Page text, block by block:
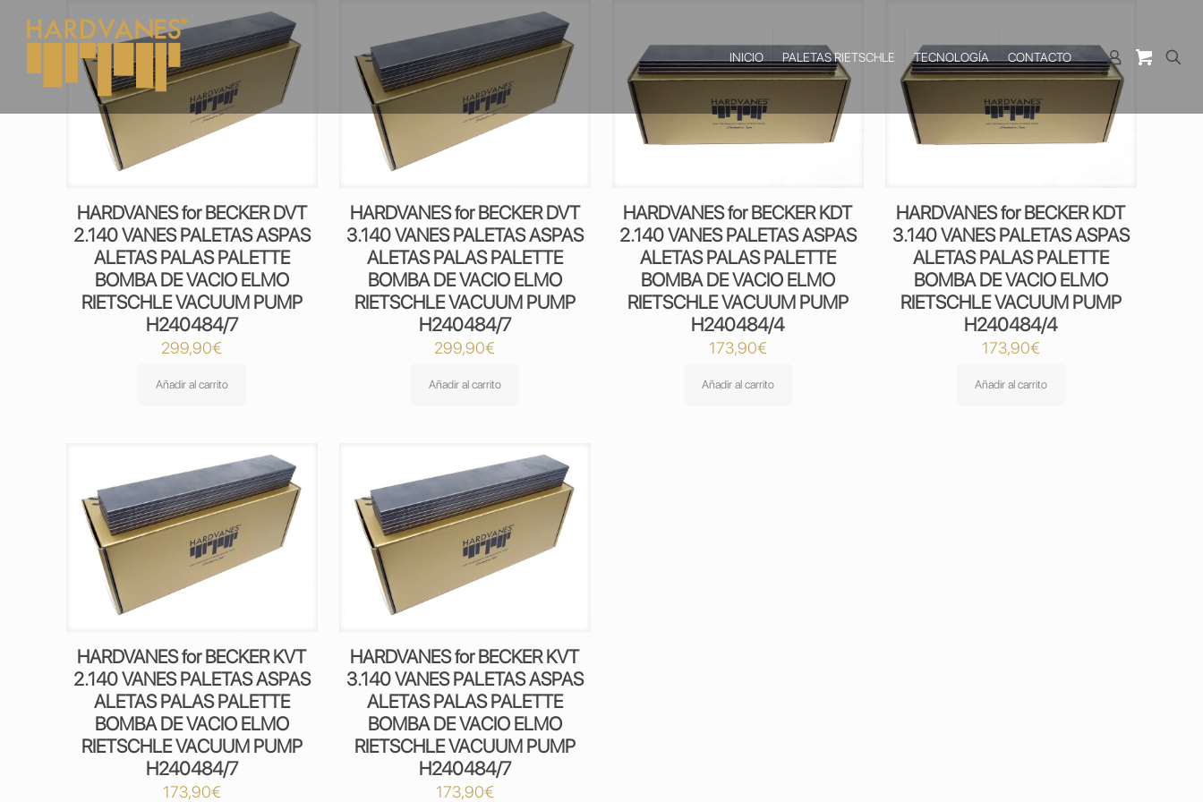
INICIO PALETAS RIETSCHLE TECNOLOGÍA CONTACTO
HARDVANES for BECKER DVT
2.140 VANES PALETAS ASPAS
ALETAS PALAS PALETTE
BOMBA DE VACIO ELMO
RIETSCHLE VACUUM PUMP
H240484/7
299,90€
Añadir al carrito
HARDVANES for BECKER DVT
3.140 VANES PALETAS ASPAS
ALETAS PALAS PALETTE
BOMBA DE VACIO ELMO
RIETSCHLE VACUUM PUMP
H240484/7
299,90€
Añadir al carrito
HARDVANES for BECKER KDT
2.140 VANES PALETAS ASPAS
ALETAS PALAS PALETTE
BOMBA DE VACIO ELMO
RIETSCHLE VACUUM PUMP
H240484/4
173,90€
Añadir al carrito
HARDVANES for BECKER KDT
3.140 VANES PALETAS ASPAS
ALETAS PALAS PALETTE
BOMBA DE VACIO ELMO
RIETSCHLE VACUUM PUMP
H240484/4
173,90€
Añadir al carrito
HARDVANES for BECKER KVT
2.140 VANES PALETAS ASPAS
ALETAS PALAS PALETTE
BOMBA DE VACIO ELMO
RIETSCHLE VACUUM PUMP
H240484/7
173,90€
HARDVANES for BECKER KVT
3.140 VANES PALETAS ASPAS
ALETAS PALAS PALETTE
BOMBA DE VACIO ELMO
RIETSCHLE VACUUM PUMP
H240484/7
173,90€